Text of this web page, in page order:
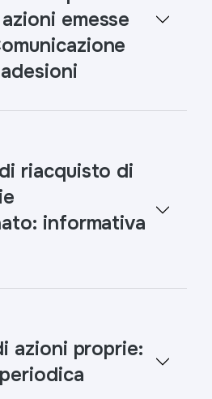
emesse
riacquisto di
informativa
azioni proprie: